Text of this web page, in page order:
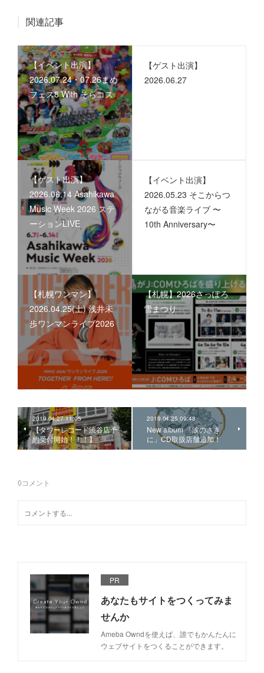
関連記事
【イベント出演】
2026.07.24・07.26まめ
フェス8 With そらコス
【ゲスト出演】
2026.06.27
【ゲスト出演】
2026.06.14 Asahikawa
Music Week 2026 ステ
ーションLIVE
【イベント出演】
2026.05.23 そこからつ
ながる音楽ライブ 〜
10th Anniversary〜
【札幌ワンマン】
2026.04.25(土) 浅井未
歩ワンマンライブ2026
【札幌】2026さっぽろ
雪まつり
2019.04.27 11:05
【タワーレコード渋谷店予
約受付開始！！！】
2019.04.25 09:48
New album 「涙のさき
に」CD取扱店舗追加！
0コメント
PR
あなたもサイトをつくってみま
せんか
Ameba Owndを使えば、誰でもかんたんに
ウェブサイトをつくることができます。